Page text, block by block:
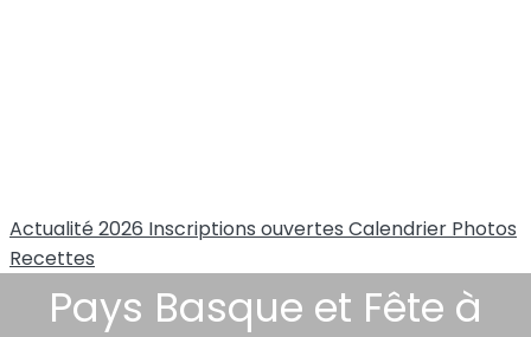
Actualité 2026 Inscriptions ouvertes Calendrier Photos
Recettes
Pays Basque et Fête à